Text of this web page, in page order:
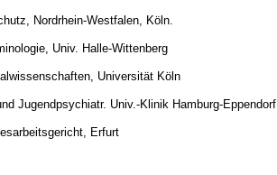
Nordrhein-Westfalen, Köln.
Univ. Halle-Wittenberg
Universität Köln
Jugendpsychiatr. Univ.-Klinik Hamburg-Eppendorf
Erfurt